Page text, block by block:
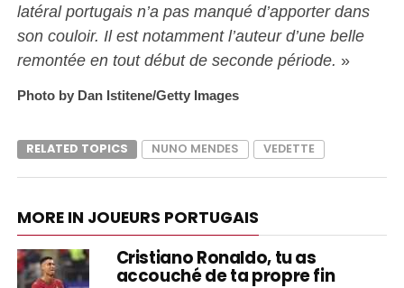
latéral portugais n’a pas manqué d’apporter dans
son couloir. Il est notamment l’auteur d’une belle
remontée en tout début de seconde période. »
Photo by Dan Istitene/Getty Images
RELATED TOPICS NUNO MENDES VEDETTE
MORE IN JOUEURS PORTUGAIS
Cristiano Ronaldo, tu as
accouché de ta propre fin